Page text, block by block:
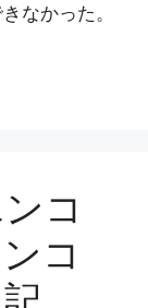
なかった。
コ
コ